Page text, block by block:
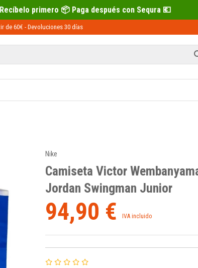
📦 Paga después con Sequra 💶
de 60€ - Devoluciones 30 días
Nike
Camiseta Victor
Jordan Swingman Junior
94,90 € IVA incluido